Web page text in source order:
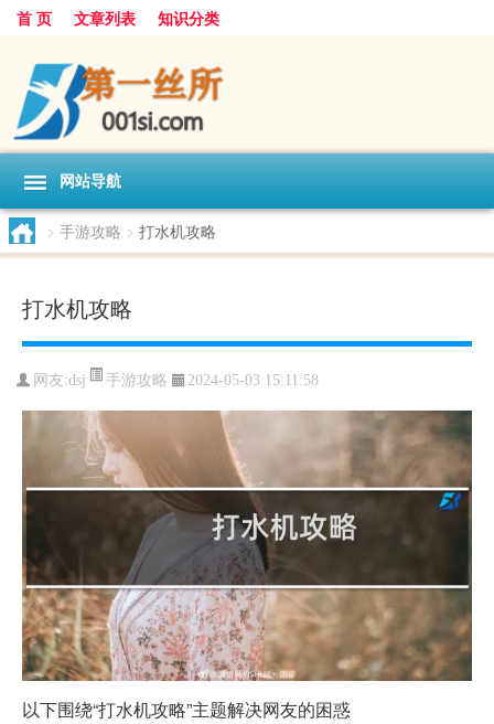
首 页 文章列表 知识分类
网站导航
> 手游攻略 > 打水机攻略
打水机攻略
网友:dsj 手游攻略 2024-05-03 15:11:58
以下围绕“打水机攻略”主题解决网友的困惑